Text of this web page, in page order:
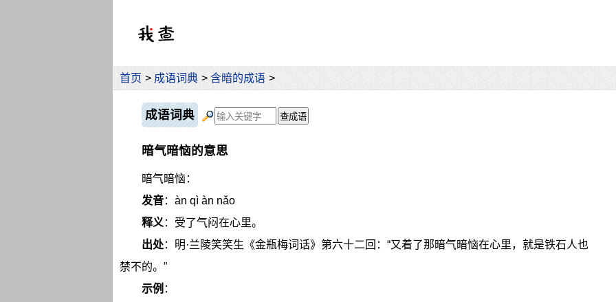
首页 > 成语词典 > 含暗的成语 >
成语词典
暗气暗恼的意思
暗气暗恼：
发音：àn qì àn nǎo
释义：受了气闷在心里。
出处：明·兰陵笑笑生《金瓶梅词话》第六十二回：“又着了那暗气暗恼在心里，就是铁石人也
禁不的。”
示例 ：